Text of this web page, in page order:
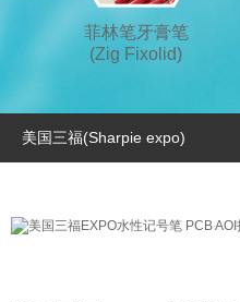
菲林笔牙膏笔
(Zig Fixolid)
美国三福(Sharpie expo)